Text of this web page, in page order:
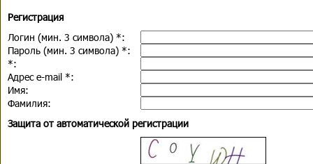
Регистрация
Логин (мин. 3 символа) *:
Пароль (мин. 3 символа) *:
*:
Адрес e-mail *:
Имя:
Фамилия:
Защита от автоматической регистрации